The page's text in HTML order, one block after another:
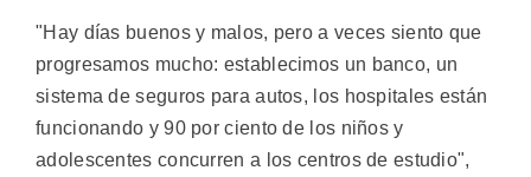
"Hay días buenos y malos, pero a veces siento que
progresamos mucho: establecimos un banco, un
sistema de seguros para autos, los hospitales están
funcionando y 90 por ciento de los niños y
adolescentes concurren a los centros de estudio",